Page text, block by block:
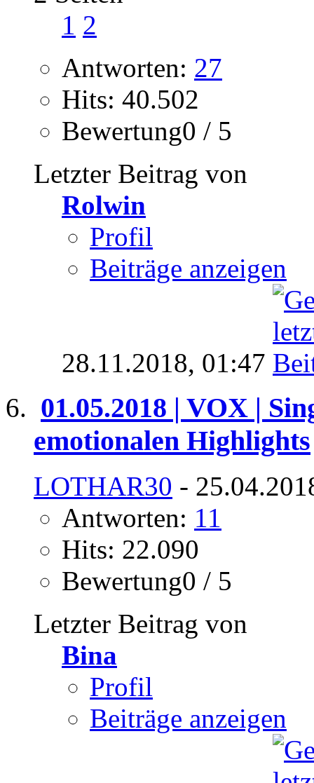
1 2
Antworten: 27
Hits: 40.502
Bewertung0 / 5
Letzter Beitrag von
Rolwin
Profil
Beiträge anzeigen
28.11.2018, 01:47
01.05.2018 | VOX |
emotionalen Highlights
LOTHAR30 -
Antworten: 11
Hits: 22.090
Bewertung0 / 5
Letzter Beitrag von
Bina
Profil
Beiträge anzeigen